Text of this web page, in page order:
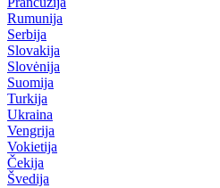
Rumunija
Serbija
Slovakija
Slovėnija
Suomija
Turkija
Ukraina
Vengrija
Vokietija
Čekija
Švedija